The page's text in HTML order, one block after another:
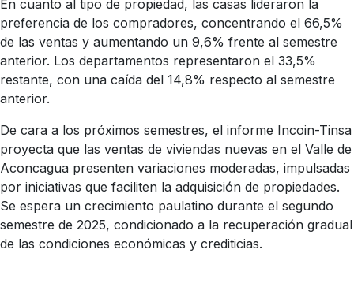
En cuanto al tipo de propiedad, las casas lideraron la
preferencia de los compradores, concentrando el 66,5%
de las ventas y aumentando un 9,6% frente al semestre
anterior. Los departamentos representaron el 33,5%
restante, con una caída del 14,8% respecto al semestre
anterior.
De cara a los próximos semestres, el informe Incoin-Tinsa
proyecta que las ventas de viviendas nuevas en el Valle de
Aconcagua presenten variaciones moderadas, impulsadas
por iniciativas que faciliten la adquisición de propiedades.
Se espera un crecimiento paulatino durante el segundo
semestre de 2025, condicionado a la recuperación gradual
de las condiciones económicas y crediticias.